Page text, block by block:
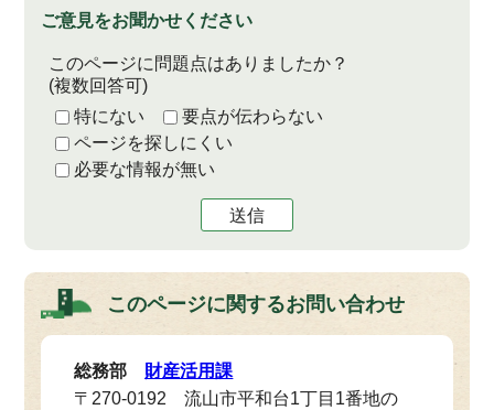
ご意見をお聞かせください
このページに問題点はありましたか？
(複数回答可)
特にない
要点が伝わらない
ページを探しにくい
必要な情報が無い
送信
このページに関するお問い合わせ
総務部 財産活用課
〒270-0192 流山市平和台1丁目1番地の